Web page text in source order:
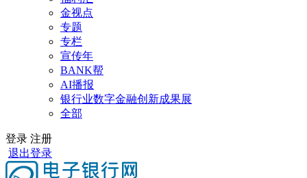
金视点
专题
专栏
宣传年
BANK帮
AI播报
银行业数字金融创新成果展
全部
登录 注册
退出登录